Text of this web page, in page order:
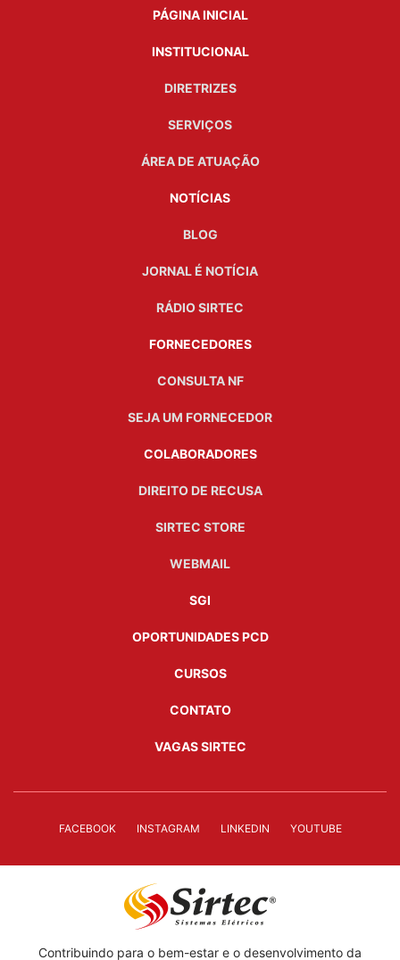
PÁGINA INICIAL
INSTITUCIONAL
DIRETRIZES
SERVIÇOS
ÁREA DE ATUAÇÃO
NOTÍCIAS
BLOG
JORNAL É NOTÍCIA
RÁDIO SIRTEC
FORNECEDORES
CONSULTA NF
SEJA UM FORNECEDOR
COLABORADORES
DIREITO DE RECUSA
SIRTEC STORE
WEBMAIL
SGI
OPORTUNIDADES PCD
CURSOS
CONTATO
VAGAS SIRTEC
FACEBOOK INSTAGRAM LINKEDIN YOUTUBE
Contribuindo para o bem-estar e o desenvolvimento da